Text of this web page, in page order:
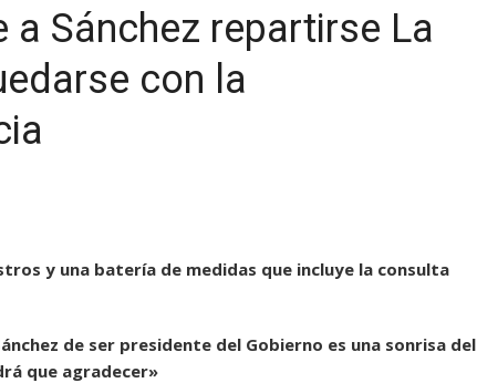
a Sánchez repartirse La
con la
y una batería de medidas que incluye la consulta
de ser presidente del Gobierno es una sonrisa del
que agradecer»